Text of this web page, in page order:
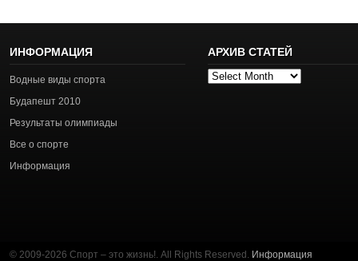
ИНФОРМАЦИЯ
Водные виды спорта
Будапешт 2010
Результаты олимпиады
Все о спорте
Информация
АРХИВ СТАТЕЙ
Архив
© 2009-2026 Спорт – это жизнь!. All Rights Reserved. Информация